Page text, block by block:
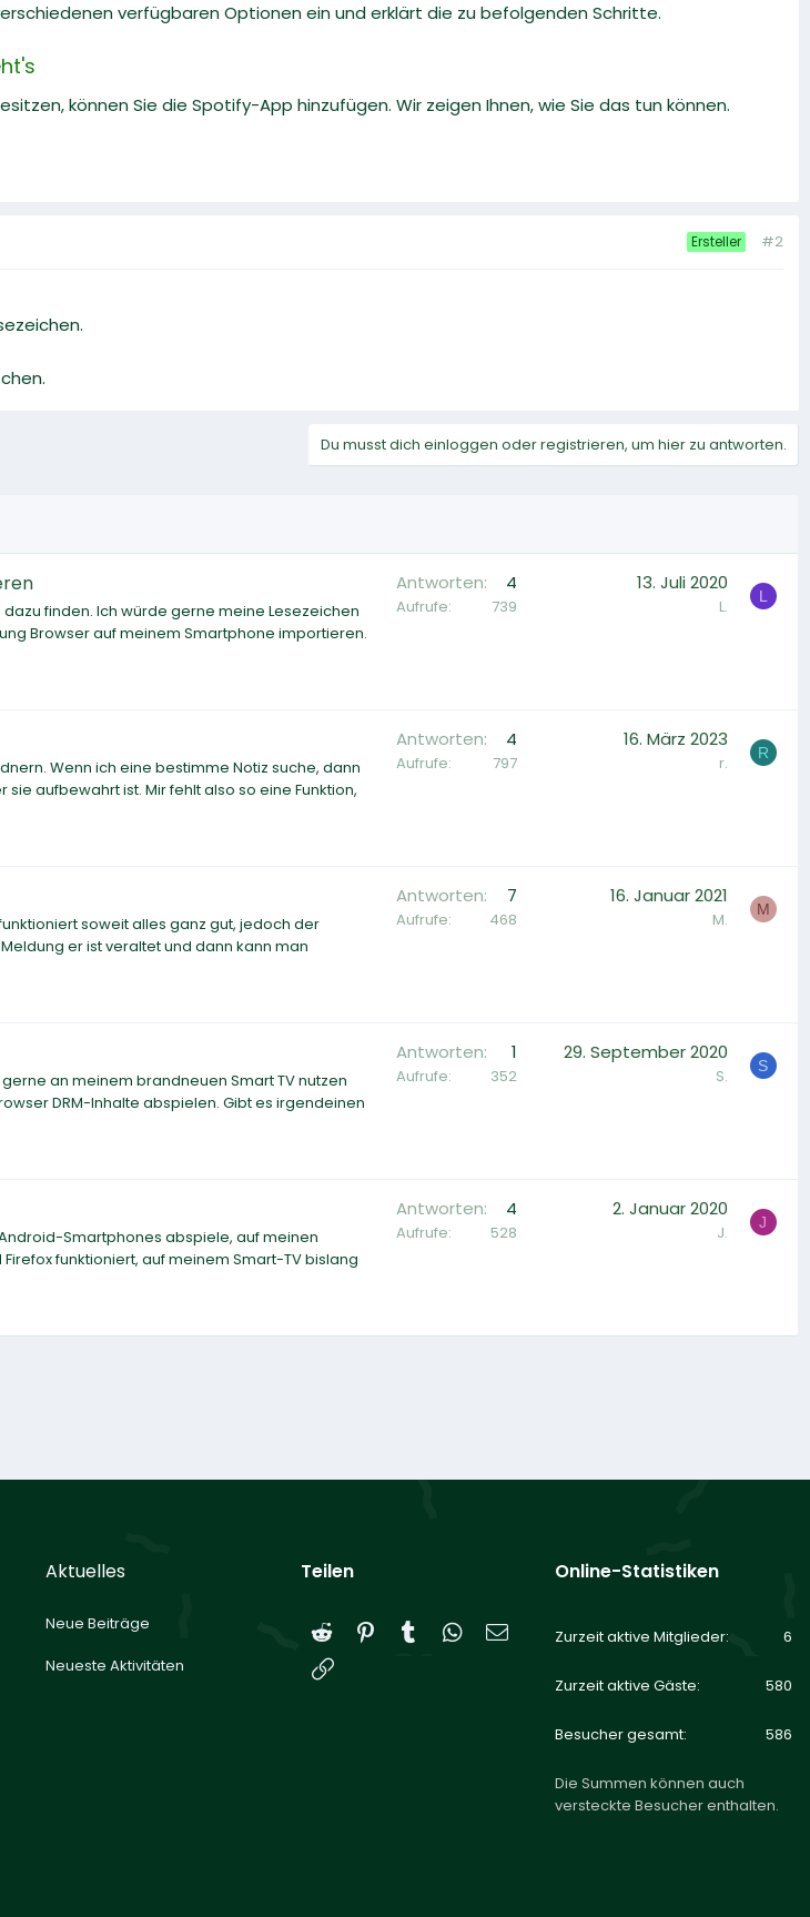
verfügbaren Optionen ein und erklärt die zu befolgenden Schritte.
können Sie die Spotify-App hinzufügen. Wir zeigen Ihnen, wie Sie das tun können.
Ersteller #2
Du musst dich einloggen oder registrieren, um hier zu antworten.
finden. Ich würde gerne meine Lesezeichen
Browser auf meinem Smartphone importieren.
Antworten 4
Aufrufe 739
13. Juli 2020
L. L
Wenn ich eine bestimme Notiz suche, dann
aufbewahrt ist. Mir fehlt also so eine Funktion,
Antworten 4
Aufrufe 797
16. März 2023
r. R
soweit alles ganz gut, jedoch der
er ist veraltet und dann kann man
Antworten 7
Aufrufe 468
16. Januar 2021
M. M
an meinem brandneuen Smart TV nutzen
DRM-Inhalte abspielen. Gibt es irgendeinen
Antworten 1
Aufrufe 352
29. September 2020
S. S
Smartphones abspiele, auf meinen
funktioniert, auf meinem Smart-TV bislang
Antworten 4
Aufrufe 528
2. Januar 2020
J. J
Aktuelles
Neue Beiträge
Neueste Aktivitäten
Teilen
Reddit Pinterest
Tumblr WhatsApp
E-Mail
Online-Statistiken
Zurzeit aktive Mitglieder 6
Zurzeit aktive Gäste 580
Besucher gesamt 586
Die Summen können auch
versteckte Besucher enthalten.